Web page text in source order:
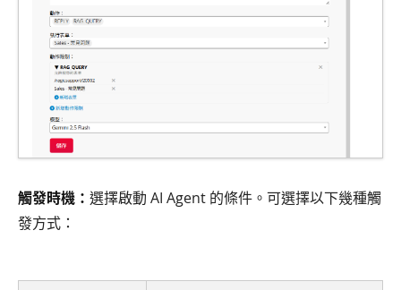
觸發時機： 選擇啟動 AI Agent 的條件。可選擇以下幾種觸
發方式：